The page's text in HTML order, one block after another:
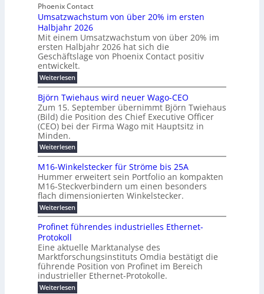
b
r
a
u
c
h
t
m
e
h
r
T
m
p
o
u
n
d
w
e
n
g
e
B
ü
u
b
f
ü
r
m
o
d
e
r
n
e
E
e
r
g
i
e
l
s
u
n
g
e
e
N
H
-
S
i
c
h
e
r
u
n
s
l
a
s
t
s
c
h
a
t
e
i
e
i
l
i
g
u
n
g
b
e
i
m
0
2
6
E
u
r
o
p
e
n
E
t
h
r
f
a
c
h
d
u
r
c
f
ü
h
r
n
g
e
n
f
ü
r
e
ff
i
z
i
n
t
e
r
e
s
Phoenix Contact
Umsatzwachstum von über 20% im ersten
Halbjahr 2026
Mit einem Umsatzwachstum von über 20% im
ersten Halbjahr 2026 hat sich die
Geschäftslage von Phoenix Contact positiv
entwickelt.
Weiterlesen:
U
m
s
a
t
z
a
c
h
s
t
u
m
v
o
n
ü
r
2
0
%
i
m
Björn Twiehaus wird neuer Wago-CEO
Zum 15. September übernimmt Björn Twiehaus
(Bild) die Position des Chief Executive Officer
(CEO) bei der Firma Wago mit Hauptsitz in
Minden.
Weiterlesen:
B
ö
r
n
T
w
i
h
u
s
w
r
d
M16-Winkelstecker für Ströme bis 25A
Hummer erweitert sein Portfolio an kompakten
M16-Steckverbindern um einen besonders
flach dimensionierten Winkelstecker.
Weiterlesen:
M
1
6
W
i
n
k
e
l
Profinet führendes industrielles Ethernet-
Protokoll
Eine aktuelle Marktanalyse des
Marktforschungsinstituts Omdia bestätigt die
führende Position von Profinet im Bereich
industrieller Ethernet-Protokolle.
Weiterlesen: